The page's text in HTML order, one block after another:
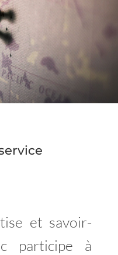
et savoir-
participe à